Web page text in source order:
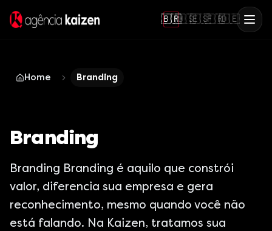
🇧🇷🇺🇸🇪🇸🇫🇷🇩🇪
Home Branding
Branding
Branding Branding é aquilo que constrói
valor, diferencia sua empresa e gera
reconhecimento, mesmo quando você não
está falando. Na Kaizen, tratamos sua